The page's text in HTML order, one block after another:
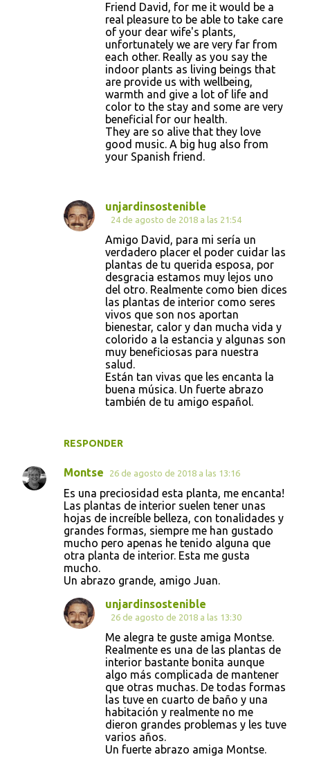
RESPONDER
Friend David, for me it would be a
real pleasure to be able to take care
of your dear wife's plants,
unfortunately we are very far from
each other. Really as you say the
indoor plants as living beings that
are provide us with wellbeing,
warmth and give a lot of life and
color to the stay and some are very
beneficial for our health.
They are so alive that they love
good music. A big hug also from
your Spanish friend.
unjardinsostenible
24 de agosto de 2018 a las 21:54
Amigo David, para mi sería un
verdadero placer el poder cuidar las
plantas de tu querida esposa, por
desgracia estamos muy lejos uno
del otro. Realmente como bien dices
las plantas de interior como seres
vivos que son nos aportan
bienestar, calor y dan mucha vida y
colorido a la estancia y algunas son
muy beneficiosas para nuestra
salud.
Están tan vivas que les encanta la
buena música. Un fuerte abrazo
también de tu amigo español.
Montse 26 de agosto de 2018 a las 13:16
Es una preciosidad esta planta, me encanta!
Las plantas de interior suelen tener unas
hojas de increíble belleza, con tonalidades y
grandes formas, siempre me han gustado
mucho pero apenas he tenido alguna que
otra planta de interior. Esta me gusta
mucho.
Un abrazo grande, amigo Juan.
unjardinsostenible
26 de agosto de 2018 a las 13:30
Me alegra te guste amiga Montse.
Realmente es una de las plantas de
interior bastante bonita aunque
algo más complicada de mantener
que otras muchas. De todas formas
las tuve en cuarto de baño y una
habitación y realmente no me
dieron grandes problemas y les tuve
varios años.
Un fuerte abrazo amiga Montse.